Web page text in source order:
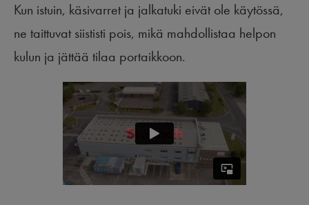
Kun istuin, käsivarret ja jalkatuki eivät ole käytössä,
ne taittuvat siististi pois, mikä mahdollistaa helpon
kulun ja jättää tilaa portaikkoon.